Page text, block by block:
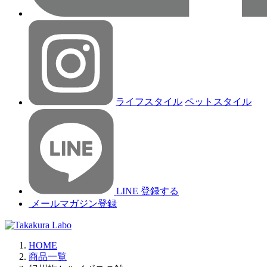
ライフスタイル ペットスタイル
LINE 登録する
メールマガジン登録
HOME
商品一覧